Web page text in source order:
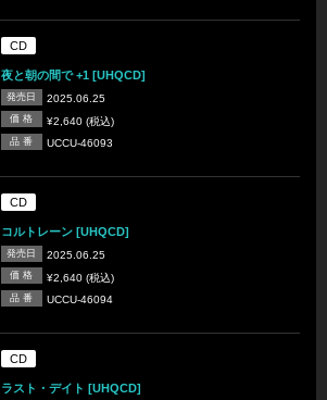
CD
夜と朝の間で +1 [UHQCD]
発売日 2025.06.25
価 格 ¥2,640 (税込)
品 番 UCCU-46093
CD
コルトレーン [UHQCD]
発売日 2025.06.25
価 格 ¥2,640 (税込)
品 番 UCCU-46094
CD
ラスト・デイト [UHQCD]